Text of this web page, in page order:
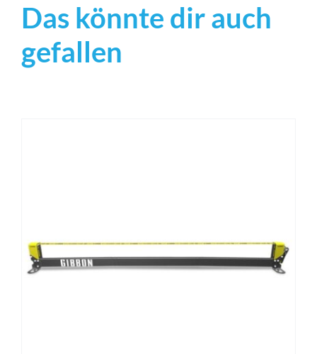
Das könnte dir auch
gefallen